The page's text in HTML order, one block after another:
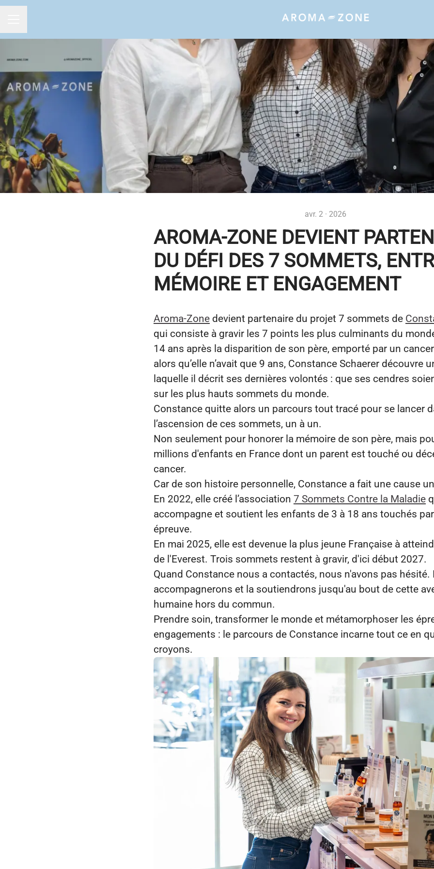
avr. 2 · 2026
AROMA-ZONE DEVIENT
DU DÉFI DES 7 SOMMETS,
MÉMOIRE ET ENGAGEMENT
Aroma-Zone devient partenaire du projet 7 sommets de
qui consiste à gravir les 7 points les plus culminants du
14 ans après la disparition de son père, emporté par un
alors qu’elle n’avait que 9 ans, Constance Schaerer découvre
laquelle il décrit ses dernières volontés : que ses cendres
sur les plus hauts sommets du monde.
Constance quitte alors un parcours tout tracé pour se lancer
l’ascension de ces sommets, un à un.
Non seulement pour honorer la mémoire de son père, mais
millions d'enfants en France dont un parent est touché ou
cancer.
Car de son histoire personnelle, Constance a fait une cause
En 2022, elle créé l’association 7 Sommets Contre la Maladie
accompagne et soutient les enfants de 3 à 18 ans touchés
épreuve.
En mai 2025, elle est devenue la plus jeune Française à
de l'Everest. Trois sommets restent à gravir, d'ici début 2027.
Quand Constance nous a contactés, nous n'avons pas hésité.
accompagnerons et la soutiendrons jusqu'au bout de cette
humaine hors du commun.
Prendre soin, transformer le monde et métamorphoser les
engagements : le parcours de Constance incarne tout ce en
croyons.